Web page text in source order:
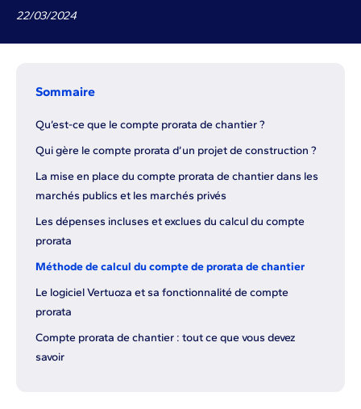
22/03/2024
Sommaire
Qu’est-ce que le compte prorata de chantier ?
Qui gère le compte prorata d’un projet de construction ?
La mise en place du compte prorata de chantier dans les
marchés publics et les marchés privés
Les dépenses incluses et exclues du calcul du compte
prorata
Méthode de calcul du compte de prorata de chantier
Le logiciel Vertuoza et sa fonctionnalité de compte
prorata
Compte prorata de chantier : tout ce que vous devez
savoir